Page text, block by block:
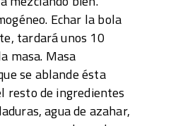
Echar la bola
tardará unos 10
masa. Masa
se ablande ésta
resto de ingredientes
agua de azahar,